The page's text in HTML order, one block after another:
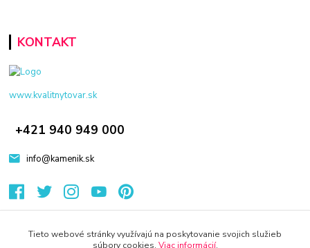
KONTAKT
www.kvalitnytovar.sk
+421 940 949 000
info@kamenik.sk
Tieto webové stránky využívajú na poskytovanie svojich služieb
súbory cookies. Viac informácií.